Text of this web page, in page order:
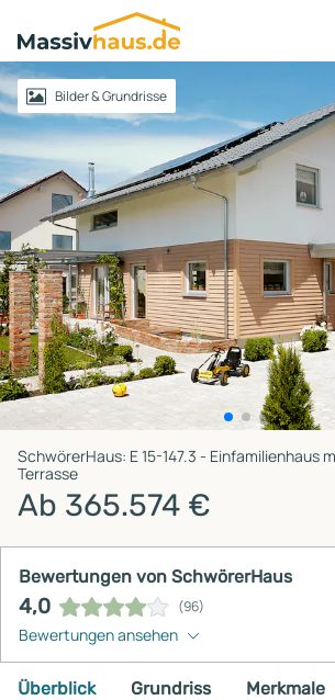
Massivhaus
Logo
AnmeldenBilder & Grundrisse
SchwörerHaus: E 15-147.3 - Einfamilienhaus
Terrasse
Ab 365.574 €
Bewertungen von SchwörerHaus
4,0 (96)
Bewertungen ansehen
Überblick Grundriss Merkmale